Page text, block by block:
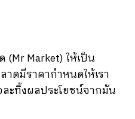
Market) ให้เป็น
าดมีราคากำหนดให้เรา
ะทิ้งผลประโยชน์จากมัน